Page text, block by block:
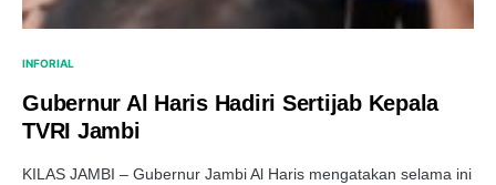
INFORIAL
Gubernur Al Haris Hadiri Sertijab Kepala
TVRI Jambi
KILAS JAMBI – Gubernur Jambi Al Haris mengatakan selama ini